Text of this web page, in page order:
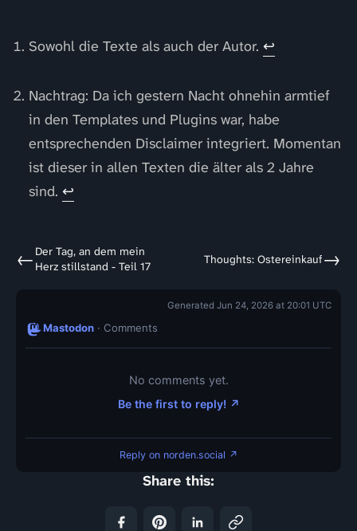
Sowohl die Texte als auch der Autor. ↩
Nachtrag: Da ich gestern Nacht ohnehin armtief
in den Templates und Plugins war, habe
entsprechenden Disclaimer integriert. Momentan
ist dieser in allen Texten die älter als 2 Jahre
sind. ↩
← Der Tag, an dem mein
Herz stillstand - Teil 17
Thoughts: Ostereinkauf→
Generated Jun 24, 2026 at 20:01 UTC
Mastodon · Comments
No comments yet.
Be the first to reply! ↗
Reply on norden.social ↗
Share this: